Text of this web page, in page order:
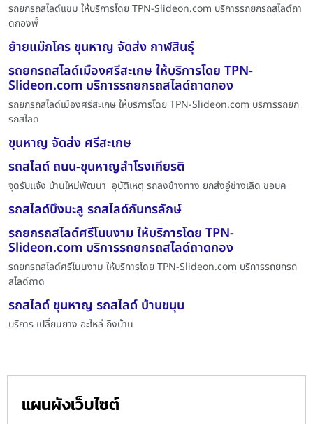
รถยกรถสไลด์แขม ให้บริการโดย TPN-Slideon.com บริการรถยกรถสไลด์ถา
ดกองพื้
ย้ายแม๊กโคร ขุนหาญ จัดส่ง กาฬสินธุ์
รถยกรถสไลด์เมืองศรีสะเกษ ให้บริการโดย TPN-
Slideon.com บริการรถยกรถสไลด์ถาดกอง
รถยกรถสไลด์เมืองศรีสะเกษ ให้บริการโดย TPN-Slideon.com บริการรถยก
รถสไลด
ขุนหาญ จัดส่ง ศรีสะเกษ
รถสไลด์ ถนน-ขุนหาญสำโรงเกียรติ
จุดรับแจ้ง บ้านใหม่พัฒนา อุบัติเหตุ รถลงข้างทาง ยกส่งอู่ช่างเลิด ขอบค
รถสไลด์บึงมะลู รถสไลด์กันทรลักษ์
รถยกรถสไลด์ศรีโนนงาม ให้บริการโดย TPN-
Slideon.com บริการรถยกรถสไลด์ถาดกอง
รถยกรถสไลด์ศรีโนนงาม ให้บริการโดย TPN-Slideon.com บริการรถยกรถ
สไลด์ถาด
รถสไลด์ ขุนหาญ รถสไลด์ บ้านขนุน
บริการ เปลี่ยนยาง อะไหล่ ถึงบ้าน
แผนผังเว็บไซต์